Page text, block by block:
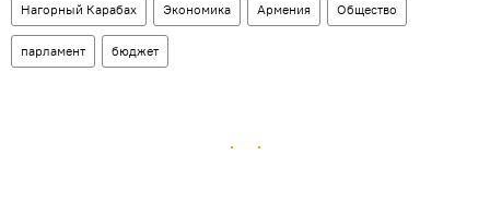
Нагорный Карабах Экономика Армения Общество
парламент бюджет